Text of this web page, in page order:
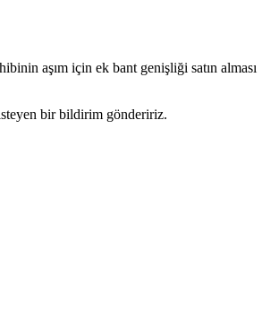
aşım için ek bant genişliği satın alması
isteyen bir bildirim göndeririz.